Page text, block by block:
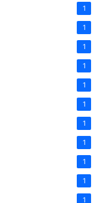
1
1
1
1
1
1
1
1
1
1
1